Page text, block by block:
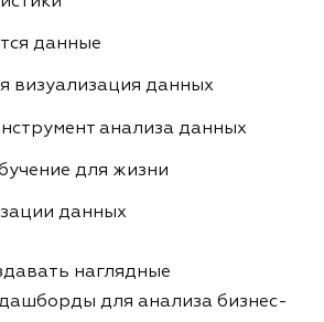
данные
визуализация данных
анализа данных
для жизни
данных
наглядные
для анализа бизнес-